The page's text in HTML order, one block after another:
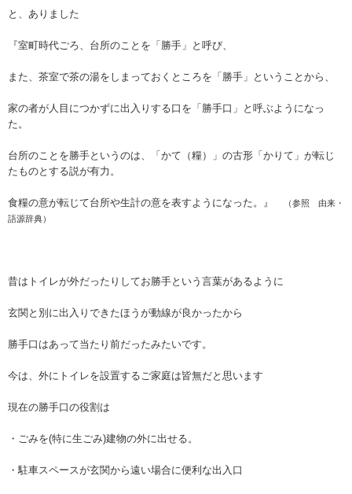
と、ありました
『室町時代ごろ、台所のことを「勝手」と呼び、
また、茶室で茶の湯をしまっておくところを「勝手」ということから、
家の者が人目につかずに出入りする口を「勝手口」と呼ぶようになっ
た。
台所のことを勝手というのは、「かて（糧）」の古形「かりて」が転じ
たものとする説が有力。
食糧の意が転じて台所や生計の意を表すようになった。』
（参照 由来・
語源辞典）
昔はトイレが外だったりしてお勝手という言葉があるように
玄関と別に出入りできたほうが動線が良かったから
勝手口はあって当たり前だったみたいです。
今は、外にトイレを設置するご家庭は皆無だと思います
現在の勝手口の役割は
・ごみを(特に生ごみ)建物の外に出せる。
・駐車スペースが玄関から遠い場合に便利な出入口